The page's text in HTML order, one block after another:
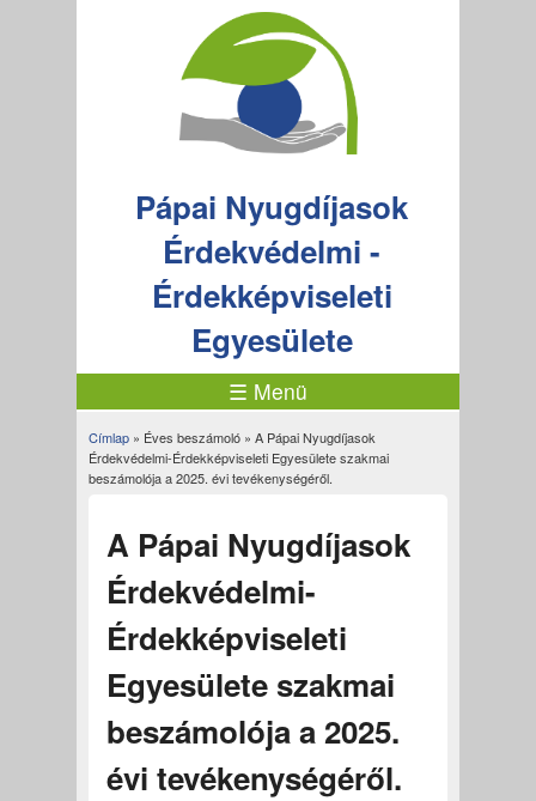
Pápai Nyugdíjasok
Érdekvédelmi -
Érdekképviseleti
Egyesülete
☰ Menü
Jelenlegi hely
Címlap» Éves beszámoló» A Pápai Nyugdíjasok
Érdekvédelmi-Érdekképviseleti Egyesülete szakmai
beszámolója a 2025. évi tevékenységéről.
A Pápai Nyugdíjasok
Érdekvédelmi-
Érdekképviseleti
Egyesülete szakmai
beszámolója a 2025.
évi tevékenységéről.